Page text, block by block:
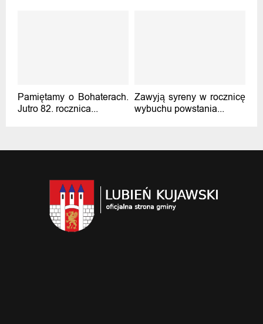
Pamiętamy o Bohaterach.
Jutro 82. rocznica...
Zawyją syreny w rocznicę
wybuchu powstania...